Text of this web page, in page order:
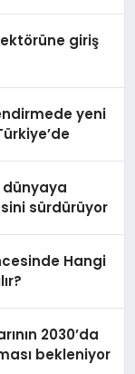
giriş
yeni
dünyaya
sürdürüyor
Hangi
2030’da
bekleniyor